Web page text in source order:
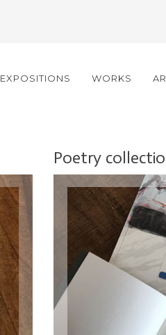
EXPOSITIONS WORKS
Poetry